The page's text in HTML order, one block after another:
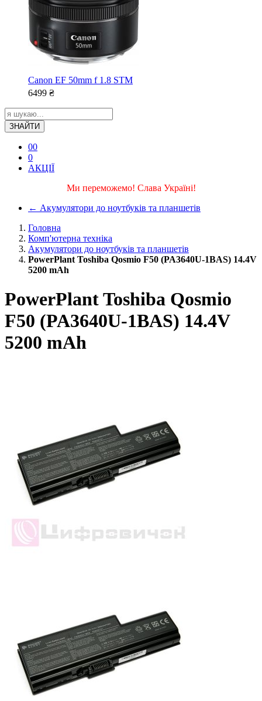
Canon EF 50mm f 1.8 STM
6499 ₴
ЗНАЙТИ
00
0
АКЦІЇ
Ми переможемо! Слава Україні!
← Акумулятори до ноутбуків та планшетів
Головна
Комп'ютерна техніка
Акумулятори до ноутбуків та планшетів
PowerPlant Toshiba Qosmio F50 (PA3640U-1BAS) 14.4V
5200 mAh
PowerPlant Toshiba Qosmio
F50 (PA3640U-1BAS) 14.4V
5200 mAh